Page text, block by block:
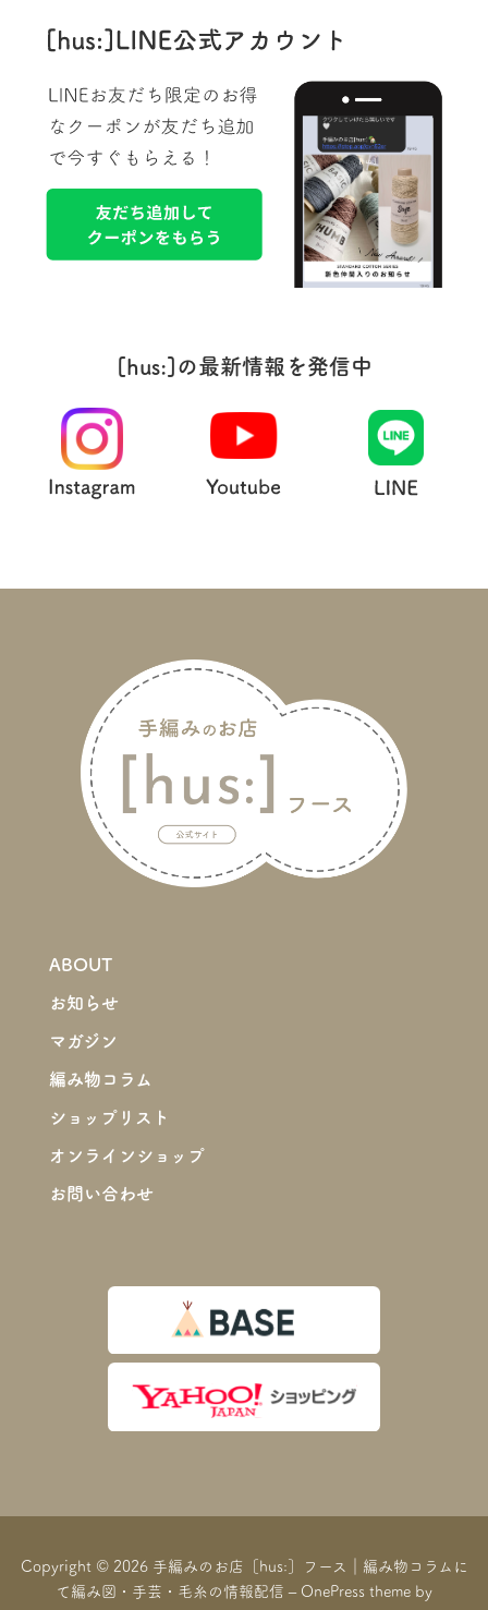
[hus:]の最新情報を発信中
ABOUT
お知らせ
マガジン
編み物コラム
ショップリスト
オンラインショップ
お問い合わせ
Copyright © 2026 手編みのお店［hus:］フース｜編み物コラムに
て編み図・手芸・毛糸の情報配信– OnePress theme by